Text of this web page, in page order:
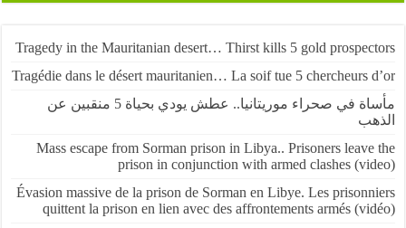
Tragedy in the Mauritanian desert… Thirst kills 5 gold
Tragédie dans le désert mauritanien… La soif tue 5 chercheurs
مأساة في صحراء موريتانيا.. عطش يودي بحياة 5 منقبين عن
Mass escape from Sorman prison in Libya.. Prisoners
prison in conjunction with armed clashes
Évasion massive de la prison de Sorman en Libye. Les
quittent la prison en lien avec des affrontements armés